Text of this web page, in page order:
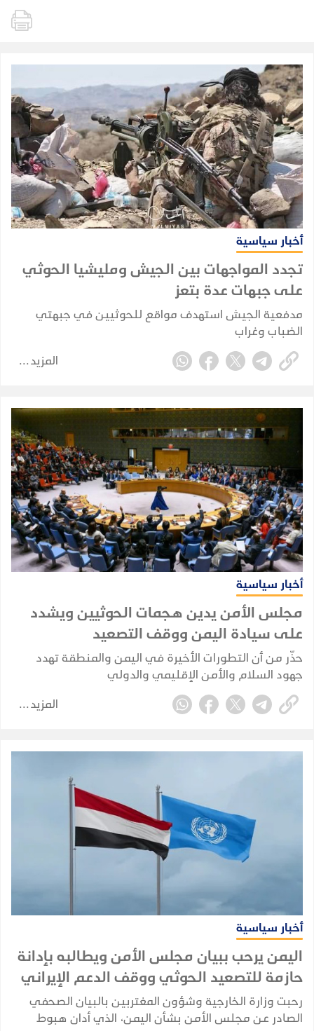
أخبار سياسية
تجدد المواجهات بين الجيش ومليشيا الحوثي
على جبهات عدة بتعز
مدفعية الجيش استهدف مواقع للحوثيين في جبهتي
الضباب وغراب
المزيد
أخبار سياسية
مجلس الأمن يدين هجمات الحوثيين ويشدد
على سيادة اليمن ووقف التصعيد
حذّر من أن التطورات الأخيرة في اليمن والمنطقة تهدد
جهود السلام والأمن الإقليمي والدولي
المزيد
أخبار سياسية
اليمن يرحب ببيان مجلس الأمن ويطالبه بإدانة
حازمة للتصعيد الحوثي ووقف الدعم الإيراني
رحبت وزارة الخارجية وشؤون المغتربين بالبيان الصحفي
الصادر عن مجلس الأمن بشأن اليمن، الذي أدان هبوط